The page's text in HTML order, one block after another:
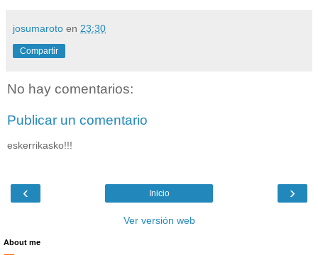
josumaroto en 23:30
Compartir
No hay comentarios:
Publicar un comentario
eskerrikasko!!!
‹ ›
Inicio
Ver versión web
About me